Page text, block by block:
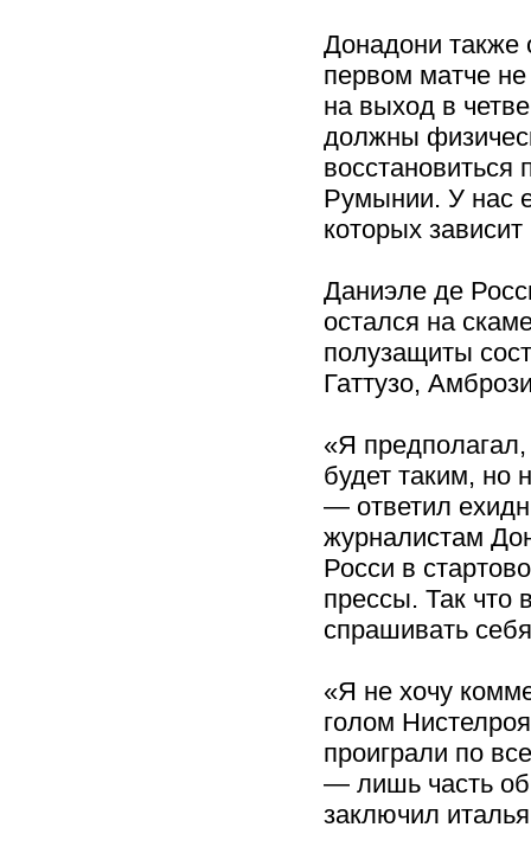
Донадони также
первом матче
на выход в
должны
Румынии. У нас
которых
Даниэле де
остался на
полузащиты
Гаттузо,
«Я предполагал,
будет таким, но
— ответил
журналистам
Росси в
прессы. Так
спрашивать
«Я не хочу
голом
проиграли по
— лишь часть
заключил